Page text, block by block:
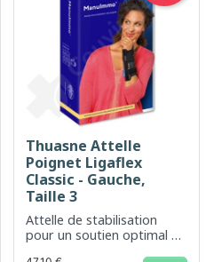
Thuasne Attelle
Poignet Ligaflex
Classic - Gauche,
Taille 3
Attelle de stabilisation
pour un soutien optimal du